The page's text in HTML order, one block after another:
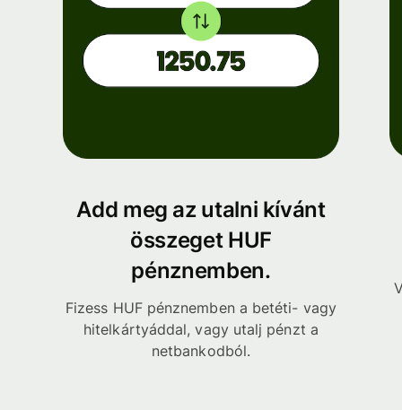
Add meg az utalni kívánt
összeget HUF
pénznemben.
Fizess HUF pénznemben a betéti- vagy
hitelkártyáddal, vagy utalj pénzt a
netbankodból.